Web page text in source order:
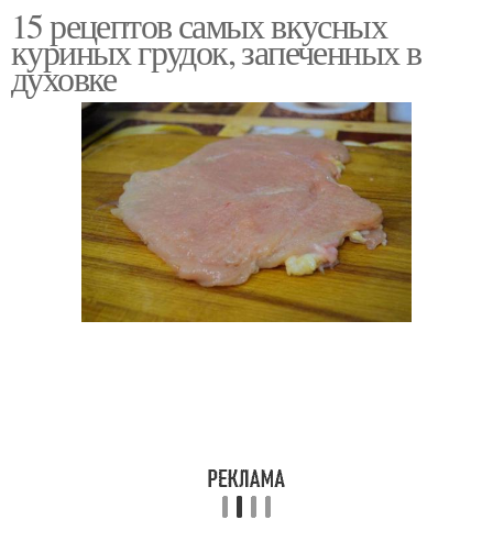
Грудки в майонезе Грудки с рисом
Куриная грудка Грудка с картошкой
Рецепты с куриной
грудкой
Грудка на сковороде
15 рецептов самых вкусных
куриных грудок, запеченных в
духовке